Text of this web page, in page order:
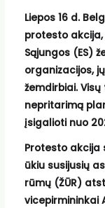
Liepos 16 d.
protesto akcija,
Sąjungos (ES)
organizacijos,
žemdirbiai.
nepritarimą
įsigalioti nuo
Protesto akcija
ūkiu susijusių
rūmų (ŽŪR)
vicepirmininkai